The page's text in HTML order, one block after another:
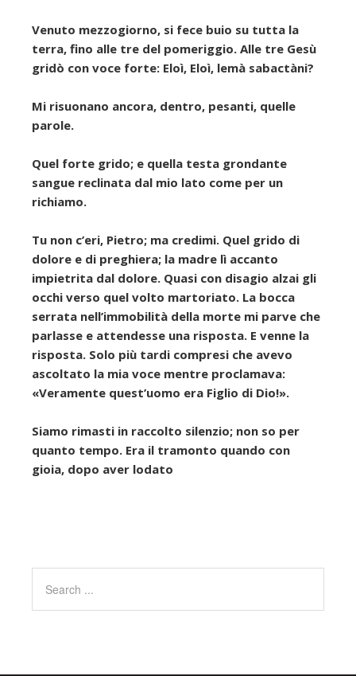
Venuto mezzogiorno, si fece buio su tutta la
terra, fino alle tre del pomeriggio. Alle tre Gesù
gridò con voce forte: Eloì, Eloì, lemà sabactàni?
Mi risuonano ancora, dentro, pesanti, quelle
parole.
Quel forte grido; e quella testa grondante
sangue reclinata dal mio lato come per un
richiamo.
Tu non c’eri, Pietro; ma credimi. Quel grido di
dolore e di preghiera; la madre lì accanto
impietrita dal dolore. Quasi con disagio alzai gli
occhi verso quel volto martoriato. La bocca
serrata nell’immobilità della morte mi parve che
parlasse e attendesse una risposta. E venne la
risposta. Solo più tardi compresi che avevo
ascoltato la mia voce mentre proclamava:
«Veramente quest’uomo era Figlio di Dio!».
Siamo rimasti in raccolto silenzio; non so per
quanto tempo. Era il tramonto quando con
gioia, dopo aver lodato